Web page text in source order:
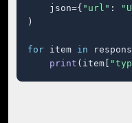
    json={
"url" :
)
for item in
print (item[